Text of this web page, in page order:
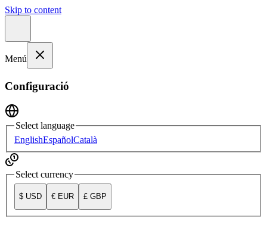
Skip to content
Menú
Configuració
Select language
EnglishEspañolCatalà
Select currency
$ USD € EUR £ GBP